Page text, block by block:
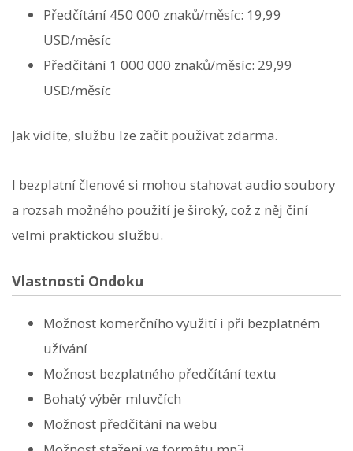
Předčítání 450 000 znaků/měsíc: 19,99
USD/měsíc
Předčítání 1 000 000 znaků/měsíc: 29,99
USD/měsíc
Jak vidíte, službu lze začít používat zdarma.
I bezplatní členové si mohou stahovat audio soubory
a rozsah možného použití je široký, což z něj činí
velmi praktickou službu.
Vlastnosti Ondoku
Možnost komerčního využití i při bezplatném
užívání
Možnost bezplatného předčítání textu
Bohatý výběr mluvčích
Možnost předčítání na webu